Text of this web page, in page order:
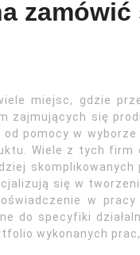
miejsc, gdzie
zajmujących się
od pomocy w
Wiele z tych firm
się w
w
do specyfiki
wykonanych